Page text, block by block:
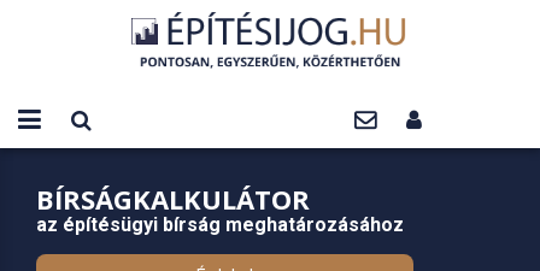
BÍRSÁGKALKULÁTOR
az építésügyi bírság meghatározásához